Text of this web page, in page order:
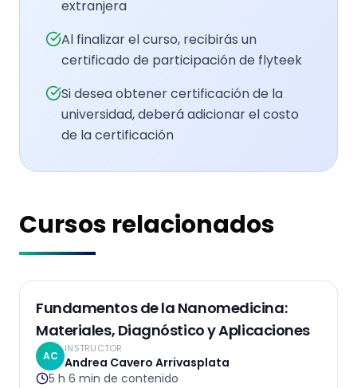
extranjera
Al finalizar el curso, recibirás un
certificado de participación de flyteek
Si desea obtener certificación de la
universidad, deberá adicionar el costo
de la certificación
Cursos relacionados
Fundamentos de la Nanomedicina:
Materiales, Diagnóstico y Aplicaciones
AC
INSTRUCTOR
Andrea Cavero Arrivasplata
5 h 6 min de contenido